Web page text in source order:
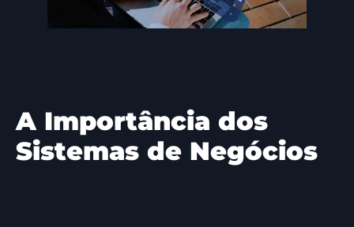
A Importância dos
Sistemas de Negócios